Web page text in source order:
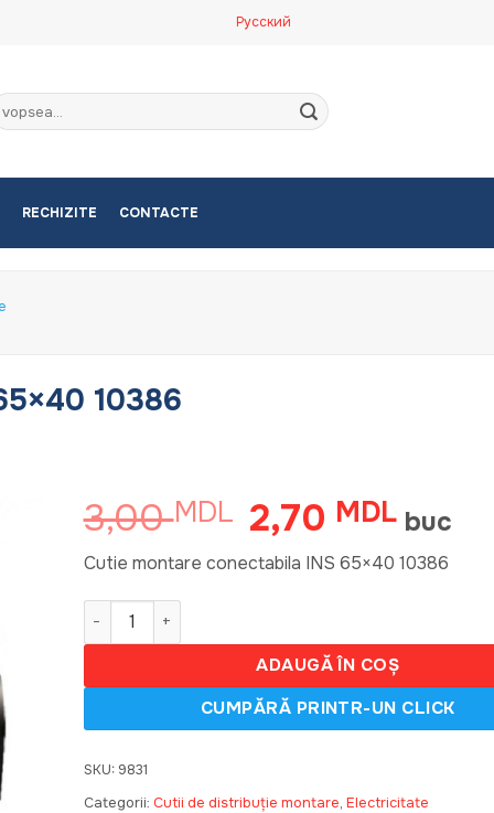
Русский
RECHIZITE CONTACTE
10386
3,00MDL Prețul
inițial
a
2,70 MDLPrețul
curent
este:
buc
Cutie montare conectabila INS 65×40 10386
Cantitate Cutie montare conectabila INS 65x40
ADAUGĂ ÎN COȘ
SKU: 9831
Categorii: Cutii de distribuţie montare, Electricitate